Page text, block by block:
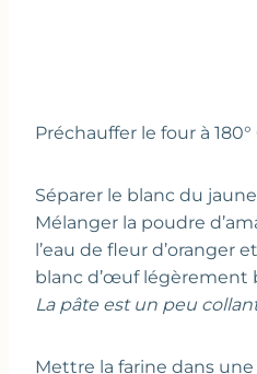
Préchauffer le four à 180°
Séparer le blanc du
Mélanger la poudre
l’eau de fleur d’oranger
blanc d’œuf légèrement
La pâte est un peu
Mettre la farine dans